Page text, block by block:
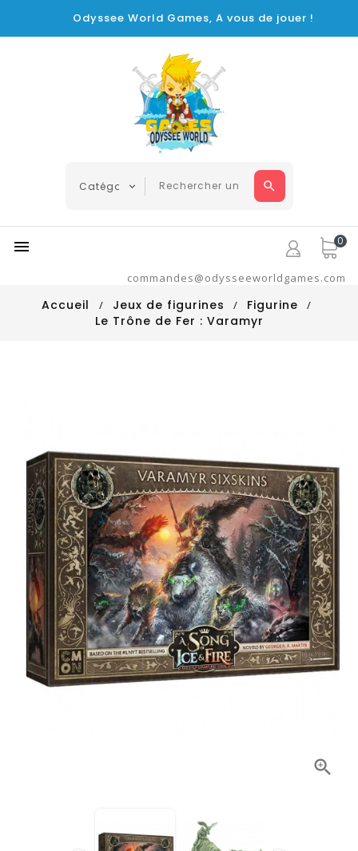
Odyssee World Games, A vous de jouer !
 0
commandes@odysseeworldgames.com
Accueil Jeux de figurines
Figurine
Le Trône de Fer : Varamyr
